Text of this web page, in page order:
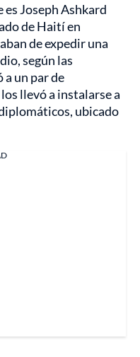
Joseph Ashkard
de Haití en
de expedir una
según las
a un par de
llevó a instalarse a
ubicado